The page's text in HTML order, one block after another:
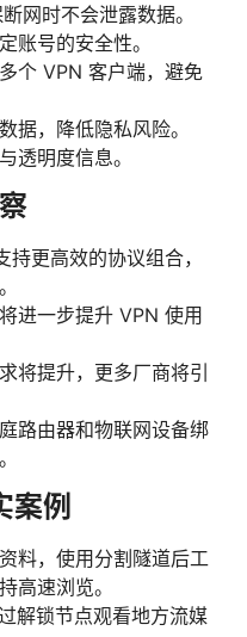
网时不会泄露数据。
账号的安全性。
个 VPN 客户端，避免
据，降低隐私风险。
透明度信息。
更高效的协议组合，
进一步提升 VPN 使用
将提升，更多厂商将引
路由器和物联网设备绑
案例
料，使用分割隧道后工
高速浏览。
解锁节点观看地方流媒